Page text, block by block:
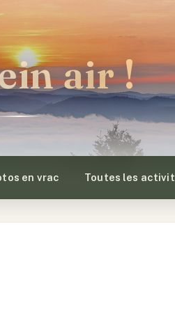
air !
en vrac Toutes les